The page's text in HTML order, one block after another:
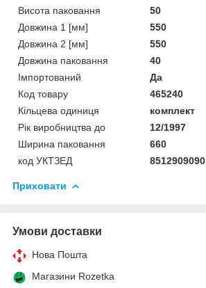
Висота паковання
50
Довжина 1 [мм]
550
Довжина 2 [мм]
550
Довжина паковання
40
Імпортований
Да
Код товару
465240
Кільцева одиниця
комплект
Рік виробництва до
12/1997
Ширина паковання
660
код УКТЗЕД
8512909090
Приховати
Умови доставки
Нова Пошта
Магазини Rozetka